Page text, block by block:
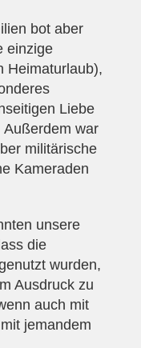
bot aber
einzige
Heimaturlaub),
Liebe
Außerdem war
militärische
Kameraden
unsere
die
wurden,
Ausdruck zu
auch mit
jemandem